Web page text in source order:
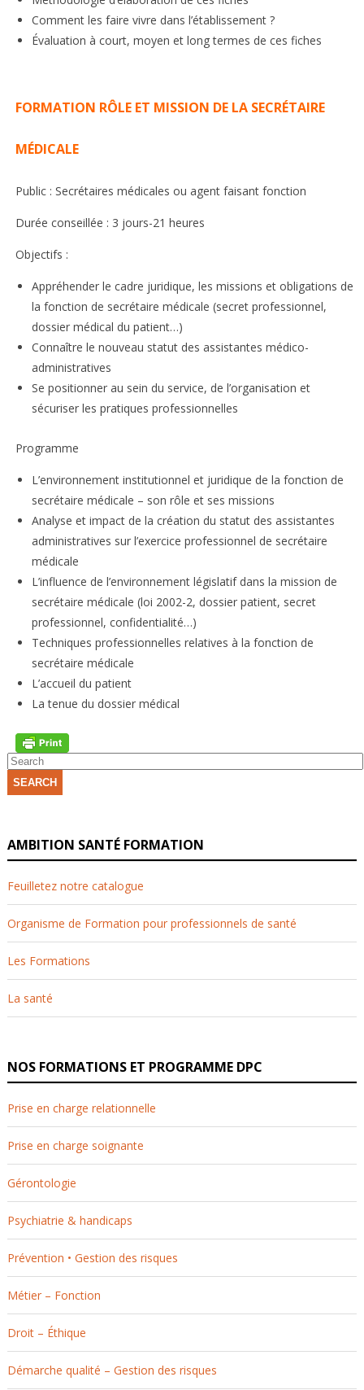
Comment les faire vivre dans l’établissement ?
Évaluation à court, moyen et long termes de ces fiches
FORMATION RÔLE ET MISSION DE LA SECRÉTAIRE
MÉDICALE
Public : Secrétaires médicales ou agent faisant fonction
Durée conseillée : 3 jours-21 heures
Objectifs :
Appréhender le cadre juridique, les missions et obligations de
la fonction de secrétaire médicale (secret professionnel,
dossier médical du patient…)
Connaître le nouveau statut des assistantes médico-
administratives
Se positionner au sein du service, de l’organisation et
sécuriser les pratiques professionnelles
Programme
L’environnement institutionnel et juridique de la fonction de
secrétaire médicale – son rôle et ses missions
Analyse et impact de la création du statut des assistantes
administratives sur l’exercice professionnel de secrétaire
médicale
L’influence de l’environnement législatif dans la mission de
secrétaire médicale (loi 2002-2, dossier patient, secret
professionnel, confidentialité…)
Techniques professionnelles relatives à la fonction de
secrétaire médicale
L’accueil du patient
La tenue du dossier médical
SEARCH
AMBITION SANTÉ FORMATION
Feuilletez notre catalogue
Organisme de Formation pour professionnels de santé
Les Formations
La santé
NOS FORMATIONS ET PROGRAMME DPC
Prise en charge relationnelle
Prise en charge soignante
Gérontologie
Psychiatrie & handicaps
Prévention • Gestion des risques
Métier – Fonction
Droit – Éthique
Démarche qualité – Gestion des risques